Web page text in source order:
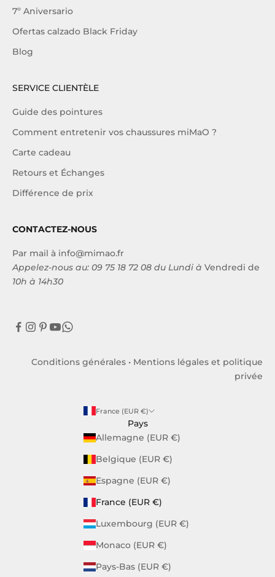
7º Aniversario
Ofertas calzado Black Friday
Blog
SERVICE CLIENTÈLE
Guide des pointures
Comment entretenir vos chaussures miMaO ?
Carte cadeau
Retours et Échanges
Différence de prix
CONTACTEZ-NOUS
Par mail à info@mimao.fr
Appelez-nous au: 09 75 18 72 08 du Lundi à Vendredi de
10h à 14h30
Conditions générales • Mentions légales et politique
privée
France (EUR €)
Pays
Allemagne (EUR €)
Belgique (EUR €)
Espagne (EUR €)
France (EUR €)
Luxembourg (EUR €)
Monaco (EUR €)
Pays-Bas (EUR €)